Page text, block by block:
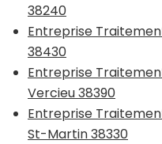
38240
Entreprise
38430
Entreprise
Vercieu 38390
Entreprise
St-Martin 38330